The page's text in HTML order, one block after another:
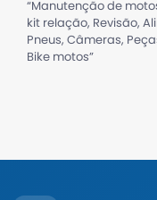
“Manutenção de
kit relação, Revisão,
Pneus, Câmeras,
Bike motos”